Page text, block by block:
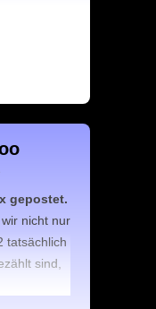
gepostet.
nicht nur
tatsächlich
sind,